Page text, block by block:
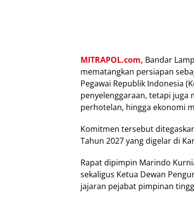
MITRAPOL.com, Bandar
mematangkan persiapan
Pegawai Republik Indonesia
penyelenggaraan, tetapi juga
perhotelan, hingga ekonomi
Komitmen tersebut
Tahun 2027 yang digelar di
Rapat dipimpin Marindo
sekaligus Ketua Dewan
jajaran pejabat pimpinan